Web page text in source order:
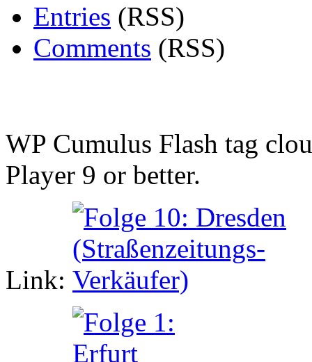
Entries (RSS)
Comments (RSS)
WP Cumulus Flash tag
Player 9 or better.
Link: